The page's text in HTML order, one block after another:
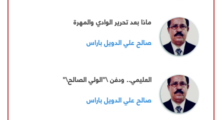
ماذا بعد تحرير الوادي والمهرة
صالح علي الدويل باراس
العليمي.. ودفن \"الولي الصالح\"
صالح علي الدويل باراس